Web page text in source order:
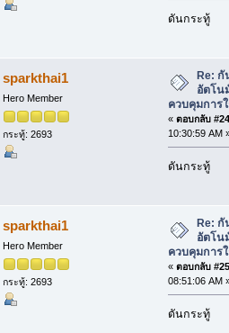
ดันกระทู้
sparkthai1
Hero Member
กระทู้: 2693
Re: กั
อัตโน
ควบคุมการ
« ตอบกลับ
10:30:59 AM
ดันกระทู้
sparkthai1
Hero Member
กระทู้: 2693
Re:
อัตโน
ควบคุมการ
« ตอบกลับ
08:51:06 AM
ดันกระทู้